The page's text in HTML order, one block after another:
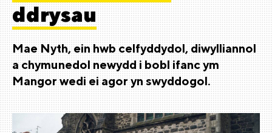
ddrysau
Mae Nyth, ein hwb celfyddydol, diwylliannol
a chymunedol newydd i bobl ifanc ym
Mangor wedi ei agor yn swyddogol.